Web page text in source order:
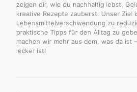
zeigen dir, wie du nachhaltig lebst,
kreative Rezepte zauberst. Unser Ziel
Lebensmittelverschwendung zu
praktische Tipps für den Alltag zu
machen wir mehr aus dem, was da ist
lecker ist!